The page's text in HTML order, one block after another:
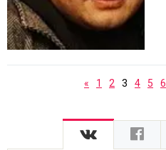
« 1 2 3 4 5 6